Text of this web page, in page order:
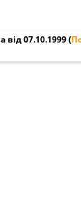
від 07.10.1999(